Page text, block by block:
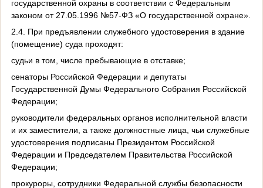
государственной охраны в соответствии с Федеральным
законом от 27.05.1996 №57-ФЗ «О государственной охране».
2.4. При предъявлении служебного удостоверения в здание
(помещение) суда проходят:
судьи в том, числе пребывающие в отставке;
сенаторы Российской Федерации и депутаты
Государственной Думы Федерального Собрания Российской
Федерации;
руководители федеральных органов исполнительной власти
и их заместители, а также должностные лица, чьи служебные
удостоверения подписаны Президентом Российской
Федерации и Председателем Правительства Российской
Федерации;
прокуроры, сотрудники Федеральной службы безопасности